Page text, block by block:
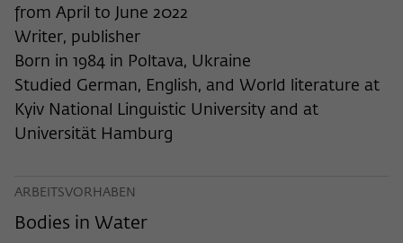
from April to June 2022
Writer, publisher
Born in 1984 in Poltava, Ukraine
Studied German, English, and World literature at
Kyiv National Linguistic University and at
Universität Hamburg
ARBEITSVORHABEN
Bodies in Water
Name fe_typo_user
Anbieter Wissenschaftskolleg zu Berlin
Laufzeit Session-Dauer
internen Bereich der Webseite des
nicht an Dritte weitergegeben.
Name
Anbieter Matomo
Laufzeit 13 Monate
Externe Inhalte
Wir verwenden auf unserer Webseite externe Inhalte, um
Ihnen zusätzliche Informationen anzubieten. Diese externen
OpenStreetMap Foundation (OSMF). Wenn Sie der
Darstellung externer Inhalte zustimmen, verwendet Vimeo
den lokalen Speicher des Browsers, um Informationen über